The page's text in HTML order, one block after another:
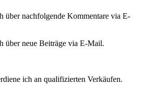
über nachfolgende Kommentare via E-
über neue Beiträge via E-Mail.
ich an qualifizierten Verkäufen.